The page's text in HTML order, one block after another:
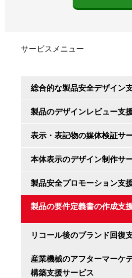
サービスメニュー
総合的な製品安全デザイン
製品のデザインレビュー支
表示・表記物の媒体検証サ
本体表示のデザイン制作サ
製品安全プロモーション支
製品の要件定義書の作成支
リコール後のブランド回復
産業機械のアフターマーケ
構築支援サービス